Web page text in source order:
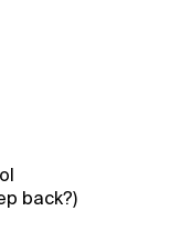
back?)